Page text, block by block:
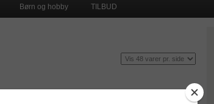
Børn og hobby TILBUD